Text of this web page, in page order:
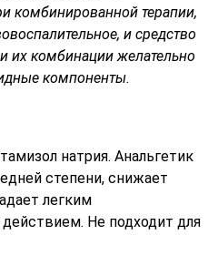
комбинированной терапии,
и средство
их комбинации желательно
компоненты.
натрия. Анальгетик
степени, снижает
легким
Не подходит для